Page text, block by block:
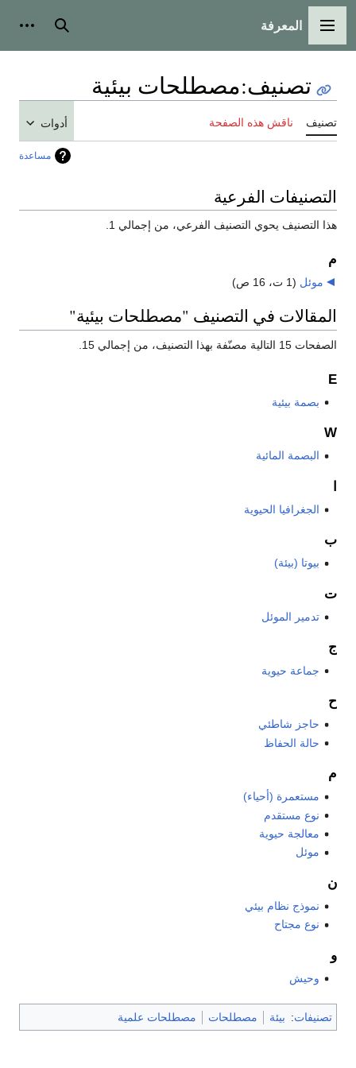
القائمة الرئيسية
المعرفة بحث
تصنيف:مصطلحات بيئية
تصنيف ناقش هذه الصفحة أدوات
مساعدة
التصنيفات الفرعية
هذا التصنيف يحوي التصنيف الفرعي، من إجمالي 1.
م
موئل (1 ت، 16 ص)
المقالات في التصنيف "مصطلحات بيئية"
الصفحات 15 التالية مصنّفة بهذا التصنيف، من إجمالي 15.
E
بصمة بيئية
W
البصمة المائية
الجغرافيا الحيوية
ب
بيوتا (بيئة)
ت
تدمير الموئل
ج
جماعة حيوية
ح
حاجز شاطئي
حالة الحفاظ
م
مستعمرة (أحياء)
نوع مستقدم
معالجة حيوية
موئل
ن
نموذج نظام بيئي
نوع مجتاح
و
وحيش
تصنيفات: بيئة مصطلحات مصطلحات علمية